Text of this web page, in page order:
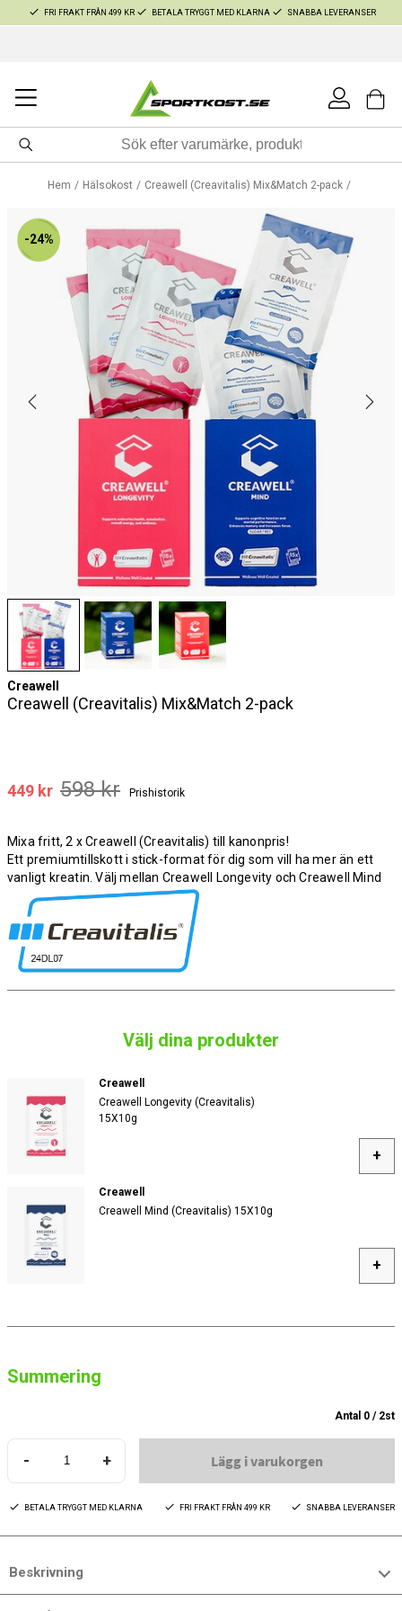
FRI FRAKT FRÅN 499 KR BETALA TRYGGT MED KLARNA SNABBA LEVERANSER
Hem Hälsokost Creawell (Creavitalis) Mix&Match 2-pack
-24%
Creawell
Creawell (Creavitalis) Mix&Match 2-pack
449 kr 598 kr Prishistorik
Mixa fritt, 2 x Creawell (Creavitalis) till kanonpris!
Ett premiumtillskott i stick-format för dig som vill ha mer än ett
vanligt kreatin. Välj mellan Creawell Longevity och Creawell Mind
Välj dina produkter
Creawell
Creawell Longevity (Creavitalis)
15X10g
+
Creawell
Creawell Mind (Creavitalis) 15X10g
+
Summering
Antal 0 / 2st
- + Lägg i varukorgen
BETALA TRYGGT MED KLARNA FRI FRAKT FRÅN 499 KR SNABBA LEVERANSER
Beskrivning